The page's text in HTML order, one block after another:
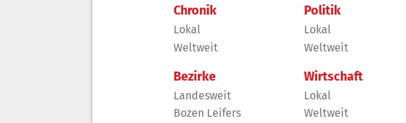
Chronik
Lokal
Weltweit
Bezirke
Landesweit
Bozen Leifers
Politik
Lokal
Weltweit
Wirtschaft
Lokal
Weltweit